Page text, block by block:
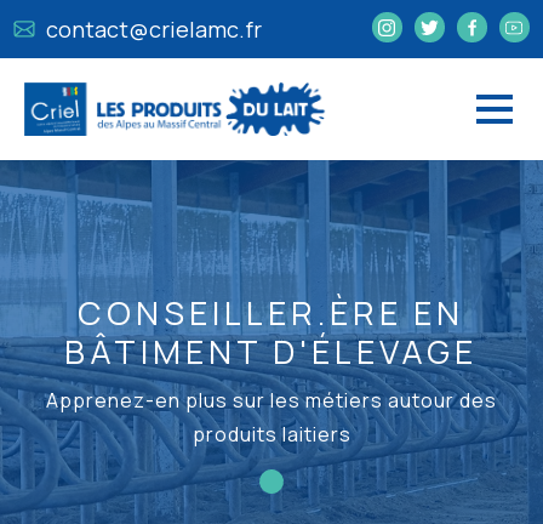
contact@crielamc.fr
CONSEILLER.ÈRE EN
BÂTIMENT D'ÉLEVAGE
Apprenez-en plus sur les métiers autour des
produits laitiers